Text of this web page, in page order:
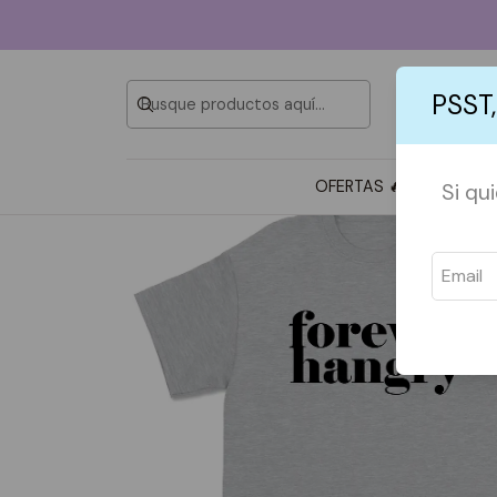
Si
OFERTAS 🔥 TOTE